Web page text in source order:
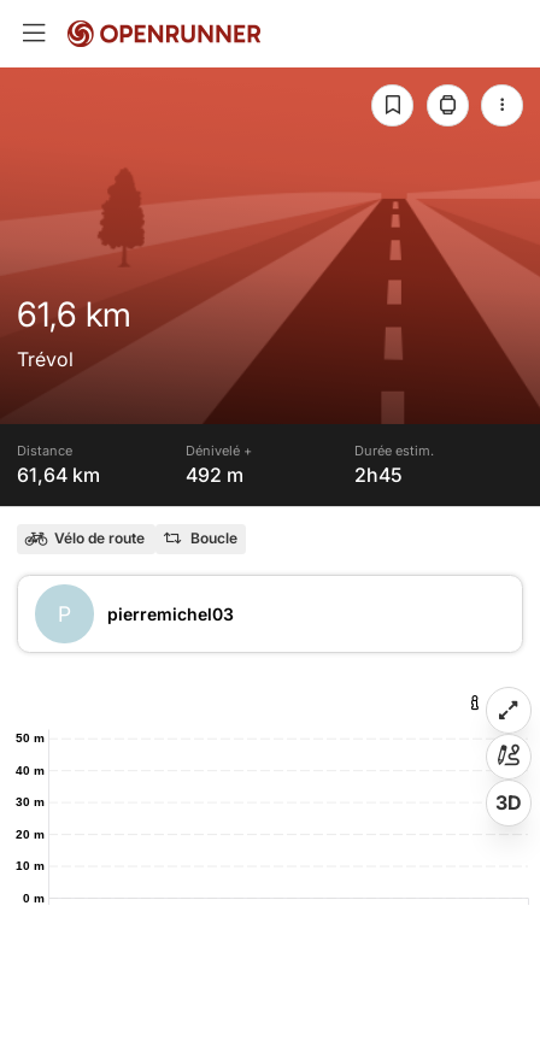
61,6 km
Trévol
Distance
61,64 km
Dénivelé +
492 m
Durée estim.
2h45
Vélo de route Boucle
P pierremichel03
0 m
10 m
20 m
30 m
40 m
50 m
3D